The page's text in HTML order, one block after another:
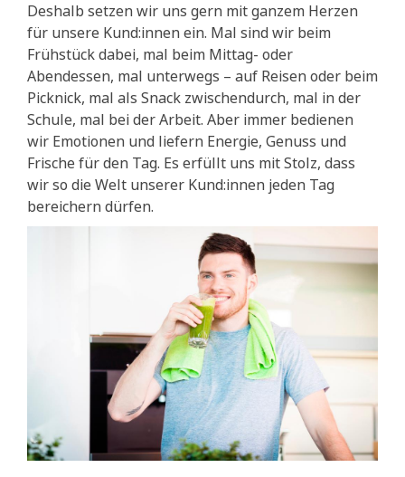
Deshalb setzen wir uns gern mit ganzem Herzen
für unsere Kund:innen ein. Mal sind wir beim
Frühstück dabei, mal beim Mittag- oder
Abendessen, mal unterwegs – auf Reisen oder beim
Picknick, mal als Snack zwischendurch, mal in der
Schule, mal bei der Arbeit. Aber immer bedienen
wir Emotionen und liefern Energie, Genuss und
Frische für den Tag. Es erfüllt uns mit Stolz, dass
wir so die Welt unserer Kund:innen jeden Tag
bereichern dürfen.